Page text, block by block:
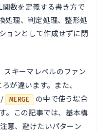
数を定義する書き方で
処理、判定処理、整形処
ョンとして作成せずに閉
スキーマレベルのファン
が違います。また、
/ MERGE
の中で使う場合
。この記事では、基本構
意、避けたいパターン